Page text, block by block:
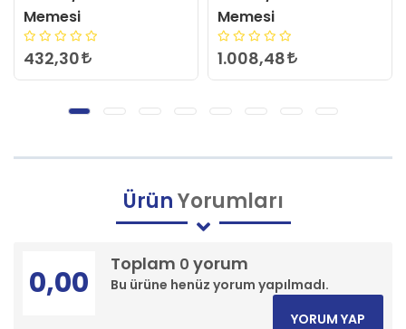
Memesi
432,30
Memesi
1.008,48
ÜrünYorumları
Toplam 0 yorum
Bu ürüne henüz yorum yapılmadı.
0,00
YORUM YAP